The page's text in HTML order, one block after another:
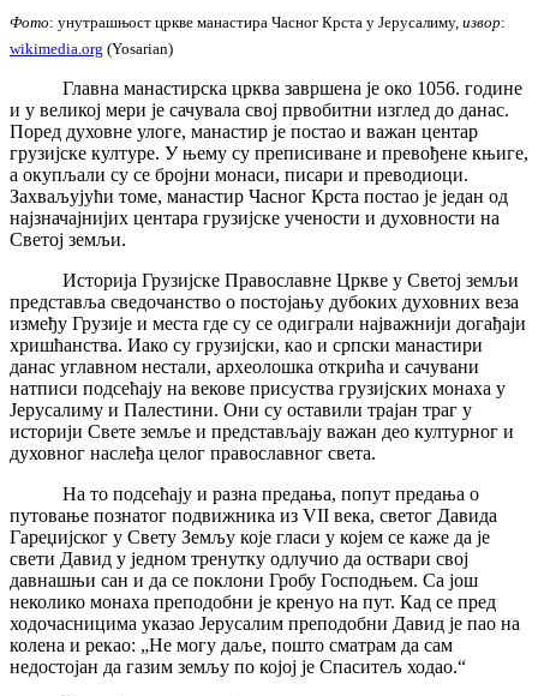
Фото: унутрашњост цркве манастира Часног Крста у Јерусалиму, извор:
wikimedia.org (Yosarian)
Главна манастирска црква завршена је око 1056. године
и у великој мери је сачувала свој првобитни изглед до данас.
Поред духовне улоге, манастир је постао и важан центар
грузијске културе. У њему су преписиване и превођене књиге,
а окупљали су се бројни монаси, писари и преводиоци.
Захваљујући томе, манастир Часног Крста постао је један од
најзначајнијих центара грузијске учености и духовности на
Светој земљи.
Историја Грузијске Православне Цркве у Светој земљи
представља сведочанство о постојању дубоких духовних веза
између Грузије и места где су се одиграли најважнији догађаји
хришћанства. Иако су грузијски, као и српски манастири
данас углавном нестали, археолошка открића и сачувани
натписи подсећају на векове присуства грузијских монаха у
Јерусалиму и Палестини. Они су оставили трајан траг у
историји Свете земље и представљају важан део културног и
духовног наслеђа целог православног света.
На то подсећају и разна предања, попут предања о
путовање познатог подвижника из VII века, светог Давида
Гареџијског у Свету Земљу које гласи у којем се каже да је
свети Давид у једном тренутку одлучио да оствари свој
давнашњи сан и да се поклони Гробу Господњем. Са још
неколико монаха преподобни је кренуо на пут. Кад се пред
ходочасницима указао Јерусалим преподобни Давид је пао на
колена и рекао: „Не могу даље, пошто сматрам да сам
недостојан да газим земљу по којој је Спаситељ ходао.“